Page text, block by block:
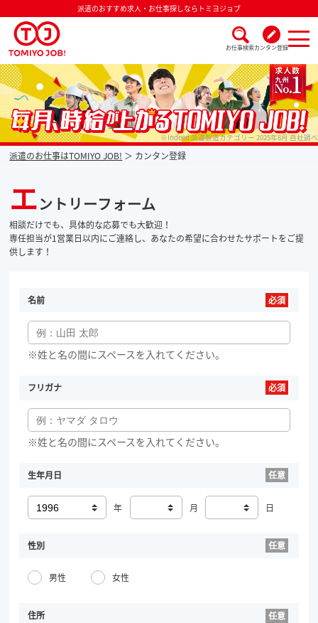
派遣のおすすめ求人・お仕事探しならトミヨジョブ
お仕事検索カンタン登録
派遣なら毎月時給が上がるトミヨジョブ ※Indeed 派遣製造カテゴリー 2025年8月 自社調べ
派遣のお仕事はTOMIYO JOB! カンタン登録
エントリーフォーム
相談だけでも、具体的な応募でも大歓迎！
専任担当が1営業日以内にご連絡し、あなたの希望に合わせたサポートをご提
供します！
名前
※姓と名の間にスペースを入れてください。
フリガナ
※姓と名の間にスペースを入れてください。
生年月日
年 月 日
性別
男性 女性
住所